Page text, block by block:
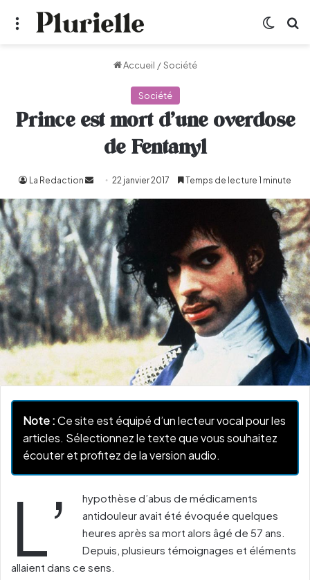
Menu
Accueil / Société
Société
Prince est mort d’une overdose
de Fentanyl
La Redaction
Envoyer
un
courriel
22 janvier 2017 Temps de lecture 1 minute
Note :Ce site est équipé d’un lecteur vocal pour les
articles. Sélectionnez le texte que vous souhaitez
écouter et profitez de la version audio.
L’
hypothèse d’abus de médicaments
antidouleur avait été évoquée quelques
heures après sa mort alors âgé de 57 ans.
Depuis, plusieurs témoignages et éléments
allaient dans ce sens.